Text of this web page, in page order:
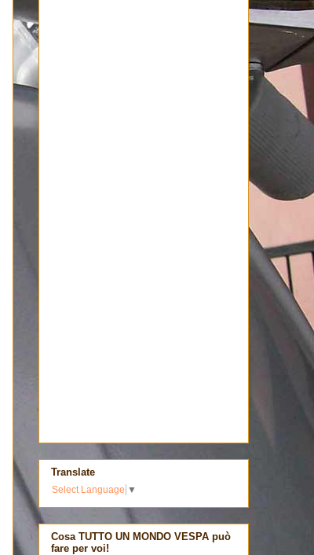
Translate
Select Language ▼
Cosa TUTTO UN MONDO VESPA può
fare per voi!